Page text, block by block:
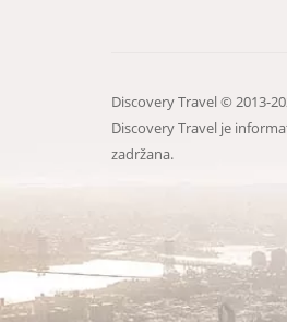
Discovery Travel © 2013-
Discovery Travel je
zadržana.